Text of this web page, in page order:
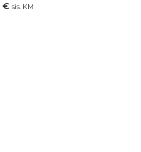
€ sis. KM